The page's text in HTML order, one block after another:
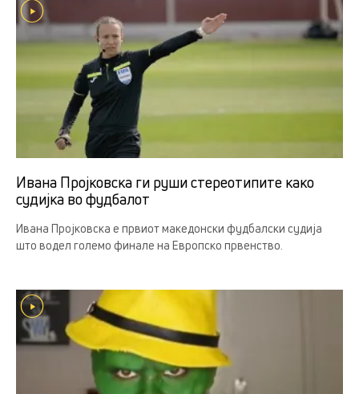
Ивана Пројковска ги руши стереотипите како
судијка во фудбалот
Ивана Пројковска е првиот македонски фудбалски судија
што водел големо финале на Европско првенство.